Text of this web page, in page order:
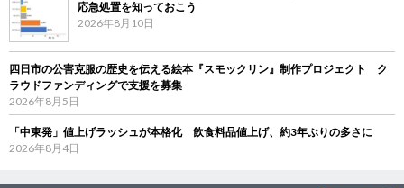
応急処置を知っておこう
2026年8月10日
四日市の公害克服の歴史を伝える絵本『スモックリン』制作プロジェクト ク
ラウドファンディングで支援を募集
2026年8月5日
「中東発」値上げラッシュが本格化 飲食料品値上げ、約3年ぶりの多さに
2026年8月4日